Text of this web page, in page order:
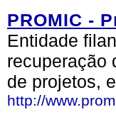
PROMIC -
Entidade
recuperação
de projetos,
http://